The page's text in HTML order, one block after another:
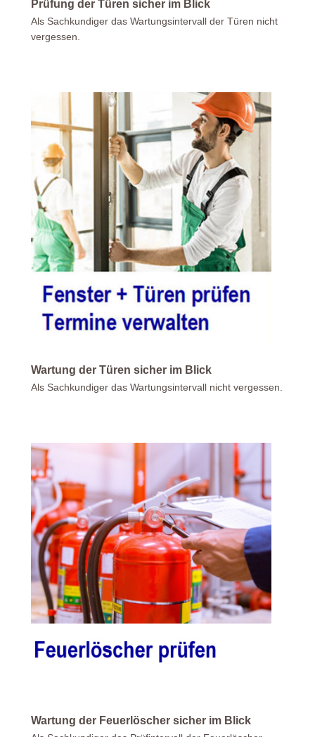
Prüfung der Türen sicher im Blick
Als Sachkundiger das Wartungsintervall der Türen nicht
vergessen.
Wartung der Türen sicher im Blick
Als Sachkundiger das Wartungsintervall nicht vergessen.
Wartung der Feuerlöscher sicher im Blick